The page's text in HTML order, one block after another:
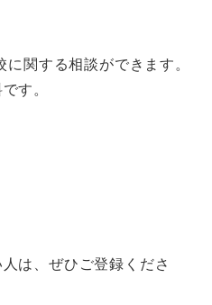
関する相談ができます。
す。
は、ぜひご登録くださ